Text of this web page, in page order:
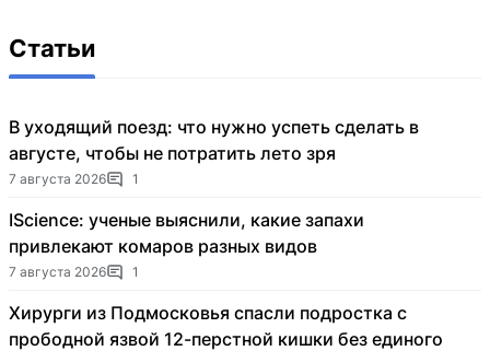
Статьи
В уходящий поезд: что нужно успеть сделать в
августе, чтобы не потратить лето зря
7 августа 2026 1
IScience: ученые выяснили, какие запахи
привлекают комаров разных видов
7 августа 2026 1
Хирурги из Подмосковья спасли подростка с
прободной язвой 12-перстной кишки без единого